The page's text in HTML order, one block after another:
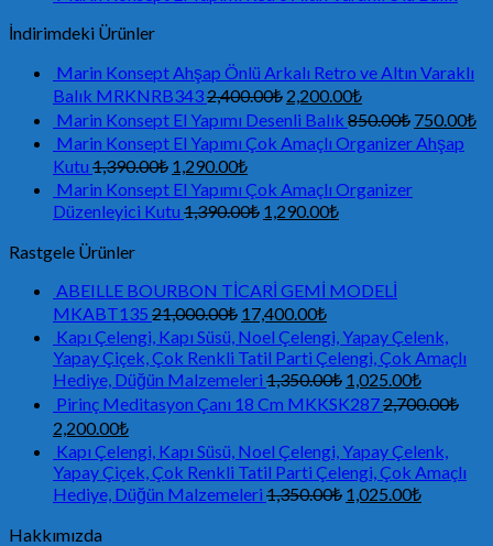
İndirimdeki Ürünler
Marin Konsept Ahşap Önlü Arkalı Retro ve Altın Varaklı
Balık MRKNRB3432,400.00₺ 2,200.00₺
Marin Konsept El Yapımı Desenli Balık 850.00₺ 750.00₺
Marin Konsept El Yapımı Çok Amaçlı Organizer Ahşap
Kutu 1,390.00₺ 1,290.00₺
Marin Konsept El Yapımı Çok Amaçlı Organizer
Düzenleyici Kutu 1,390.00₺ 1,290.00₺
Rastgele Ürünler
ABEILLE BOURBON TİCARİ GEMİ MODELİ
MKABT135 21,000.00₺ 17,400.00₺
Kapı Çelengi, Kapı Süsü, Noel Çelengi, Yapay Çelenk,
Yapay Çiçek, Çok Renkli Tatil Parti Çelengi, Çok Amaçlı
Hediye, Düğün Malzemeleri 1,350.00₺ 1,025.00₺
Pirinç Meditasyon Çanı 18 Cm MKKSK2872,700.00₺
2,200.00₺
Kapı Çelengi, Kapı Süsü, Noel Çelengi, Yapay Çelenk,
Yapay Çiçek, Çok Renkli Tatil Parti Çelengi, Çok Amaçlı
Hediye, Düğün Malzemeleri 1,350.00₺ 1,025.00₺
Hakkımızda